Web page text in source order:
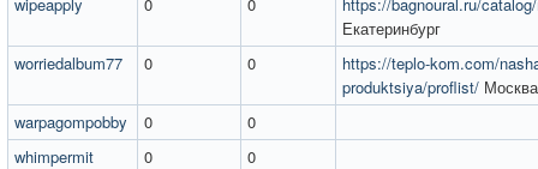
Екатеринбург
worriedalbum77
0 0
https://teplo-kom.com/
produktsiya/proflist/ Москва
warpagompobby
0
0
whimpermit
0
0